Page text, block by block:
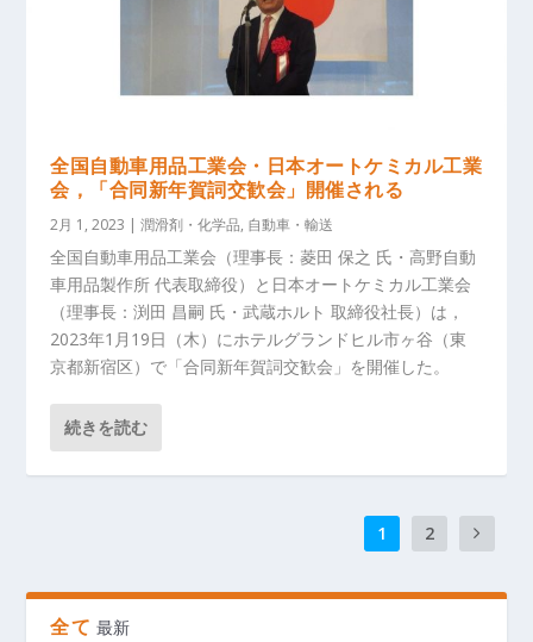
全国自動車用品工業会・日本オートケミカル工業
会，「合同新年賀詞交歓会」開催される
2月 1, 2023 |潤滑剤・化学品, 自動車・輸送
全国自動車用品工業会（理事長：菱田 保之 氏・高野自動
車用品製作所 代表取締役）と日本オートケミカル工業会
（理事長：渕田 昌嗣 氏・武蔵ホルト 取締役社長）は，
2023年1月19日（木）にホテルグランドヒル市ヶ谷（東
京都新宿区）で「合同新年賀詞交歓会」を開催した。
続きを読む
1 2
全て 最新